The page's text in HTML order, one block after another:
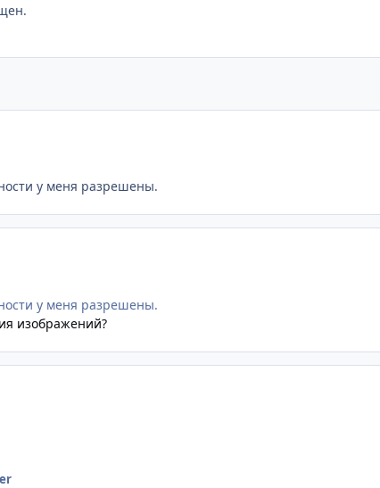
у меня разрешены.
у меня разрешены.
изображений?